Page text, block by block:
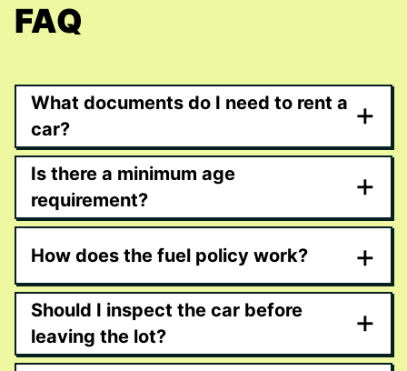
FAQ
What documents do I need to rent a
car?
+
Is there a minimum age
requirement?
+
How does the fuel policy work? +
Should I inspect the car before
leaving the lot?
+